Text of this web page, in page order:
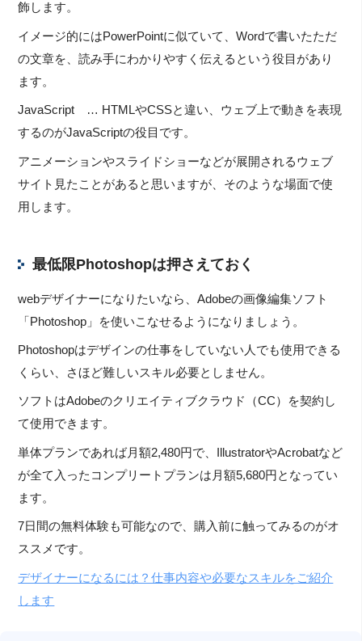
飾します。
イメージ的にはPowerPointに似ていて、Wordで書いたただ
の文章を、読み手にわかりやすく伝えるという役目があり
ます。
JavaScript … HTMLやCSSと違い、ウェブ上で動きを表現
するのがJavaScriptの役目です。
アニメーションやスライドショーなどが展開されるウェブ
サイト見たことがあると思いますが、そのような場面で使
用します。
最低限Photoshopは押さえておく
webデザイナーになりたいなら、Adobeの画像編集ソフト
「Photoshop」を使いこなせるようになりましょう。
Photoshopはデザインの仕事をしていない人でも使用できる
くらい、さほど難しいスキル必要としません。
ソフトはAdobeのクリエイティブクラウド（CC）を契約し
て使用できます。
単体プランであれば月額2,480円で、IllustratorやAcrobatなど
が全て入ったコンプリートプランは月額5,680円となってい
ます。
7日間の無料体験も可能なので、購入前に触ってみるのがオ
ススメです。
デザイナーになるには？仕事内容や必要なスキルをご紹介
します